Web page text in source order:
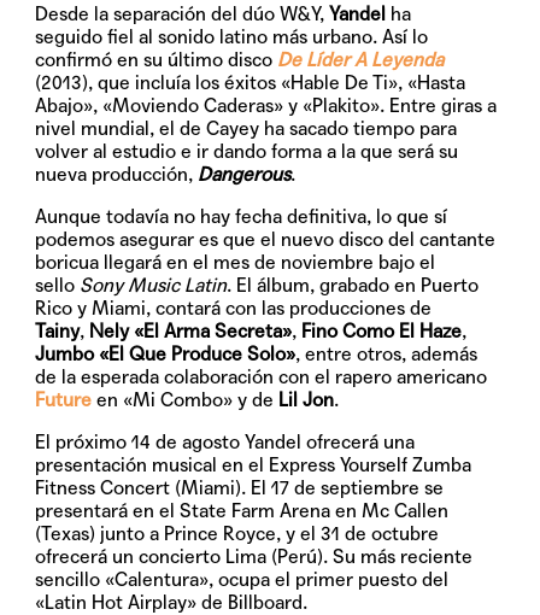
Desde la separación del dúo W&Y,Yandel ha
seguido fiel al sonido latino más urbano. Así lo
confirmó en su último disco De Líder A Leyenda
(2013), que incluía los éxitos «Hable De Ti», «Hasta
Abajo», «Moviendo Caderas» y «Plakito». Entre giras a
nivel mundial, el de Cayey ha sacado tiempo para
volver al estudio e ir dando forma a la que será su
nueva producción, Dangerous.
Aunque todavía no hay fecha definitiva, lo que sí
podemos asegurar es que el nuevo disco del cantante
boricua llegará en el mes de noviembre bajo el
sello Sony Music Latin. El álbum, grabado en Puerto
Rico y Miami, contará con las producciones de
Tainy, Nely «El Arma Secreta», Fino Como El Haze,
Jumbo «El Que Produce Solo», entre otros, además
de la esperada colaboración con el rapero americano
Future en «Mi Combo» y de Lil Jon.
El próximo 14 de agosto Yandel ofrecerá una
presentación musical en el Express Yourself Zumba
Fitness Concert (Miami). El 17 de septiembre se
presentará en elState Farm Arena en Mc Callen
(Texas) junto a Prince Royce, y el 31 de octubre
ofrecerá un concierto Lima (Perú). Su más reciente
sencillo «Calentura», ocupa el primer puesto del
«Latin Hot Airplay» de Billboard.